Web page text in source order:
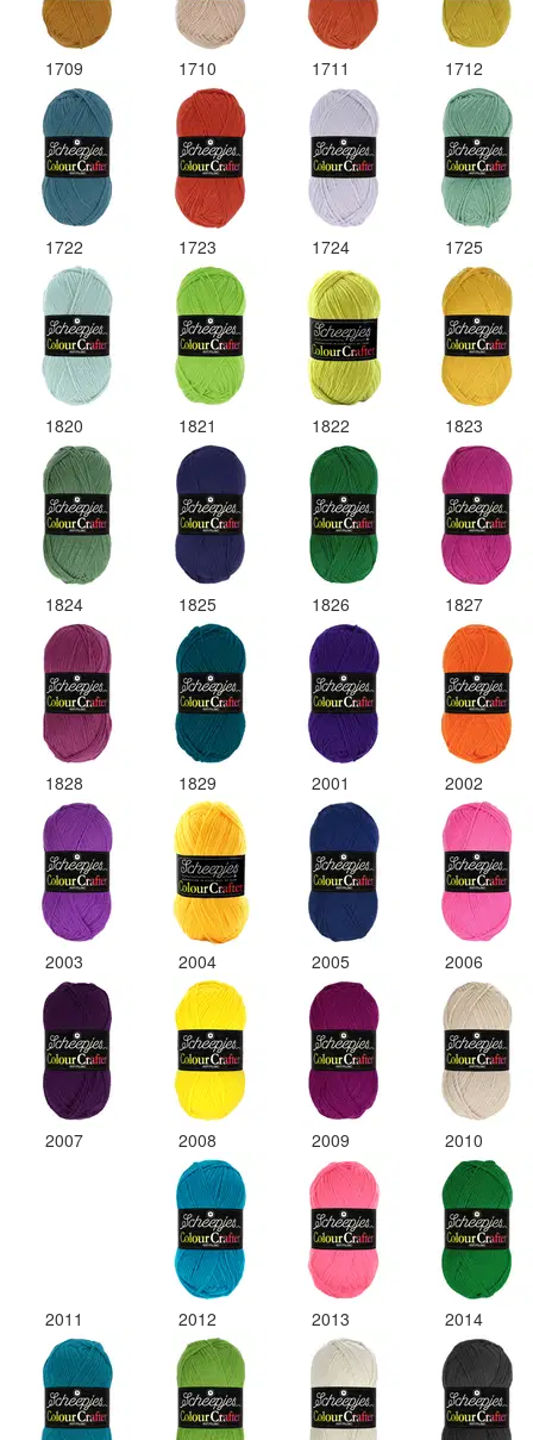
1709 1710 1711 1712
1722 1723 1724 1725
1820 1821 1822 1823
1824 1825 1826 1827
1828 1829 2001 2002
2003 2004 2005 2006
2007 2008 2009 2010
2011 2012 2013 2014